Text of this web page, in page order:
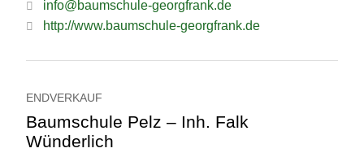
info@baumschule-georgfrank.de
http://www.baumschule-georgfrank.de
ENDVERKAUF
Baumschule Pelz – Inh. Falk
Wünderlich